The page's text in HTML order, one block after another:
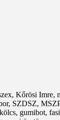
Kőrösi Imre,
SZDSZ,
gumibot,